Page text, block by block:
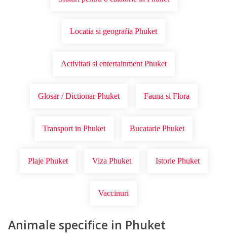
Locatia si geografia Phuket
Activitati si entertainment Phuket
Glosar / Dictionar Phuket Fauna si Flora
Transport in Phuket Bucatarie Phuket
Plaje Phuket Viza Phuket Istorie Phuket
Vaccinuri
Animale specifice in Phuket